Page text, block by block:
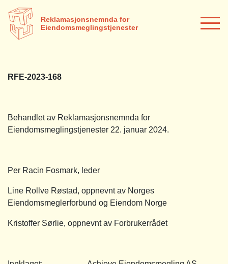
Reklamasjonsnemnda for
Eiendomsmeglingstjenester
RFE-2023-168
Behandlet av Reklamasjonsnemnda for
Eiendomsmeglingstjenester 22. januar 2024.
Per Racin Fosmark, leder
Line Rollve Røstad, oppnevnt av Norges
Eiendomsmeglerforbund og Eiendom Norge
Kristoffer Sørlie, oppnevnt av Forbrukerrådet